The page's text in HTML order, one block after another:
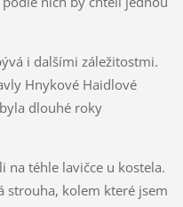
i dalšími záležitostmi.
Hnykové Haidlové
dlouhé roky
na téhle lavičce u kostela.
strouha, kolem které jsem